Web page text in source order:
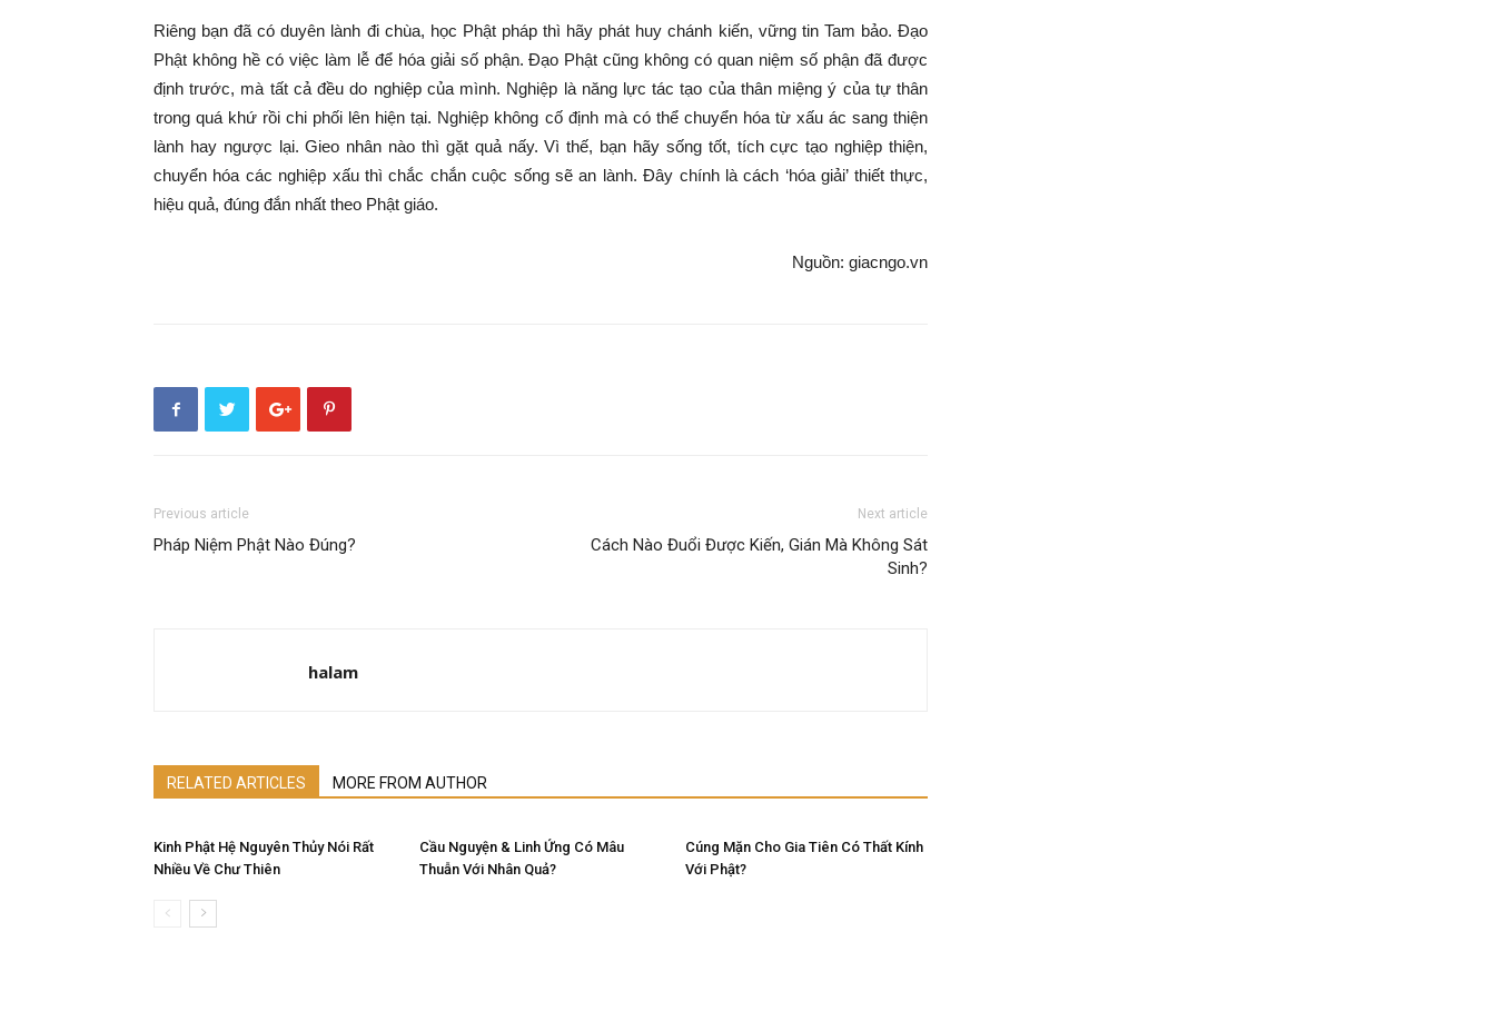
Riêng bạn đã có duyên lành đi chùa, học Phật pháp thì hãy phát huy chánh kiến, vững tin Tam bảo. Đạo
Phật không hề có việc làm lễ để hóa giải số phận. Đạo Phật cũng không có quan niệm số phận đã được
định trước, mà tất cả đều do nghiệp của mình. Nghiệp là năng lực tác tạo của thân miệng ý của tự thân
trong quá khứ rồi chi phối lên hiện tại. Nghiệp không cố định mà có thể chuyển hóa từ xấu ác sang thiện
lành hay ngược lại. Gieo nhân nào thì gặt quả nấy. Vì thế, bạn hãy sống tốt, tích cực tạo nghiệp thiện,
chuyển hóa các nghiệp xấu thì chắc chắn cuộc sống sẽ an lành. Đây chính là cách ‘hóa giải’ thiết thực,
hiệu quả, đúng đắn nhất theo Phật giáo.
Nguồn: giacngo.vn
Previous article
Pháp Niệm Phật Nào Đúng?
Next article
Cách Nào Đuổi Được Kiến, Gián Mà Không Sát
Sinh?
halam
RELATED ARTICLES MORE FROM AUTHOR
Kinh Phật Hệ Nguyên Thủy Nói Rất
Nhiều Về Chư Thiên
Cầu Nguyện & Linh Ứng Có Mâu
Thuẫn Với Nhân Quả?
Cúng Mặn Cho Gia Tiên Có Thất Kính
Với Phật?